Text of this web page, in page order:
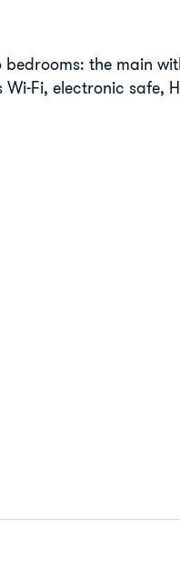
the main
Fi, electronic safe,